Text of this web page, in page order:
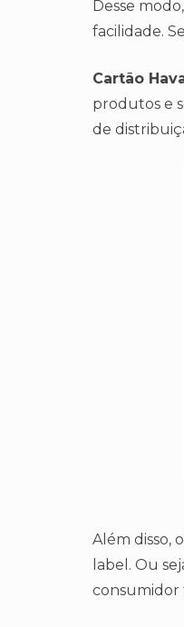
Desse
facilidade.
Cartão
produtos e
de
Além disso,
label. Ou
consumidor